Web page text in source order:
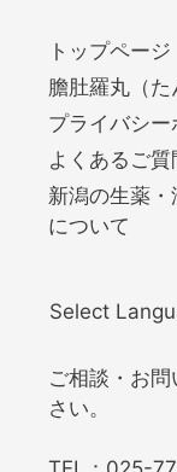
トップページ
膽肚羅丸（た
プライバシー
よくあるご質
新潟の生薬・
について
Select
ご相談・お
さい。